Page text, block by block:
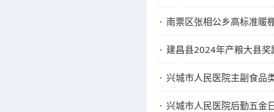
南票区张相公乡高标准暖
建昌县2024年产粮大县
兴城市人民医院主副食品
兴城市人民医院后勤五金